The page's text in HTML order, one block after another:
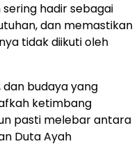
hadir sebagai
dan memastikan
tidak diikuti oleh
budaya yang
ketimbang
pasti melebar antara
Duta Ayah